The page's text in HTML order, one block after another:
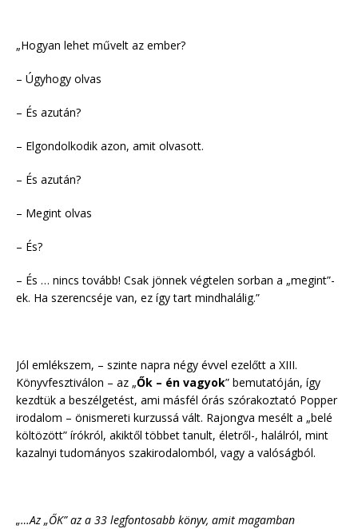
„Hogyan lehet művelt az ember?
– Úgyhogy olvas
– És azután?
– Elgondolkodik azon, amit olvasott.
– És azután?
– Megint olvas
– És?
– És … nincs tovább! Csak jönnek végtelen sorban a „megint”-
ek. Ha szerencséje van, ez így tart mindhalálig.”
Jól emlékszem, – szinte napra négy évvel ezelőtt a XIII.
Könyvfesztiválon – az „Ők – én vagyok” bemutatóján, így
kezdtük a beszélgetést, ami másfél órás szórakoztató Popper
irodalom – önismereti kurzussá vált. Rajongva mesélt a „belé
költözött” írókról, akiktől többet tanult, életről-, halálról, mint
kazalnyi tudományos szakirodalomból, vagy a valóságból.
„…Az „ŐK” az a 33 legfontosabb könyv, amit magamban